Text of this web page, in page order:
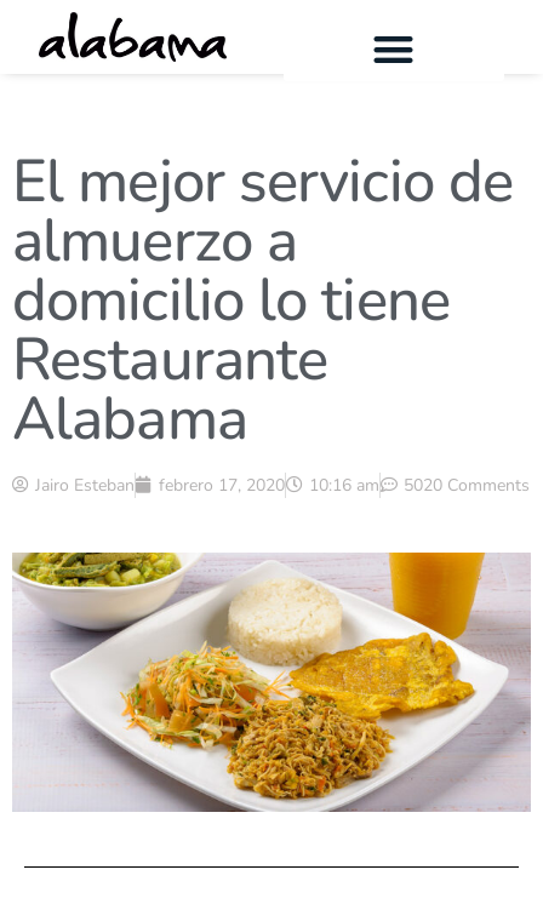
El mejor servicio de
almuerzo a
domicilio lo tiene
Restaurante
Alabama
Jairo Esteban febrero 17, 2020 10:16 am 5020 Comments